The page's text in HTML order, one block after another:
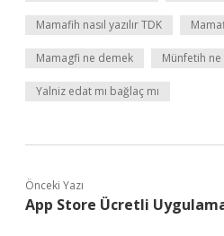
Mamafih nasıl yazılır TDK
Mamagfi ne demek Münfetih
Yalniz edat mı bağlaç mı
Önceki Yazı
App Store Ücretli